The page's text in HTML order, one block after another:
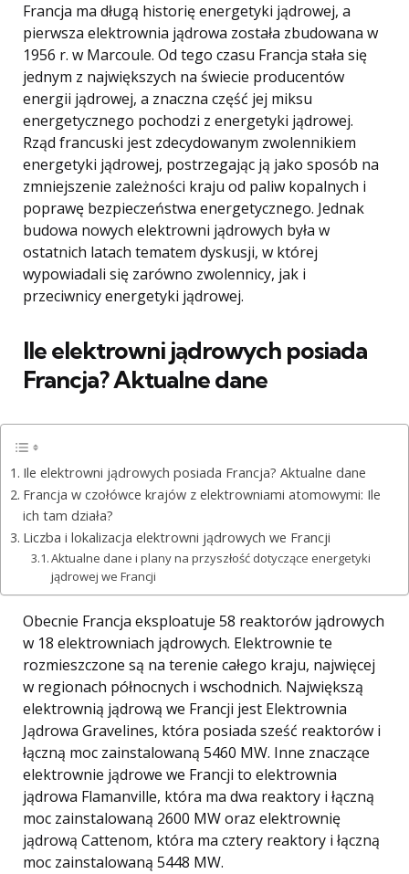
Francja ma długą historię energetyki jądrowej, a
pierwsza elektrownia jądrowa została zbudowana w
1956 r. w Marcoule. Od tego czasu Francja stała się
jednym z największych na świecie producentów
energii jądrowej, a znaczna część jej miksu
energetycznego pochodzi z energetyki jądrowej.
Rząd francuski jest zdecydowanym zwolennikiem
energetyki jądrowej, postrzegając ją jako sposób na
zmniejszenie zależności kraju od paliw kopalnych i
poprawę bezpieczeństwa energetycznego. Jednak
budowa nowych elektrowni jądrowych była w
ostatnich latach tematem dyskusji, w której
wypowiadali się zarówno zwolennicy, jak i
przeciwnicy energetyki jądrowej.
Ile elektrowni jądrowych posiada
Francja? Aktualne dane
Ile elektrowni jądrowych posiada Francja? Aktualne dane
Francja w czołówce krajów z elektrowniami atomowymi: Ile
ich tam działa?
Liczba i lokalizacja elektrowni jądrowych we Francji
Aktualne dane i plany na przyszłość dotyczące energetyki
jądrowej we Francji
Obecnie Francja eksploatuje 58 reaktorów jądrowych
w 18 elektrowniach jądrowych. Elektrownie te
rozmieszczone są na terenie całego kraju, najwięcej
w regionach północnych i wschodnich. Największą
elektrownią jądrową we Francji jest Elektrownia
Jądrowa Gravelines, która posiada sześć reaktorów i
łączną moc zainstalowaną 5460 MW. Inne znaczące
elektrownie jądrowe we Francji to elektrownia
jądrowa Flamanville, która ma dwa reaktory i łączną
moc zainstalowaną 2600 MW oraz elektrownię
jądrową Cattenom, która ma cztery reaktory i łączną
moc zainstalowaną 5448 MW.